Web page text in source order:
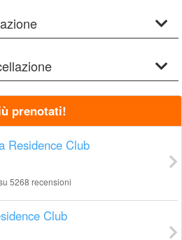
prenotati!
Residence Club
5268 recensioni
Club